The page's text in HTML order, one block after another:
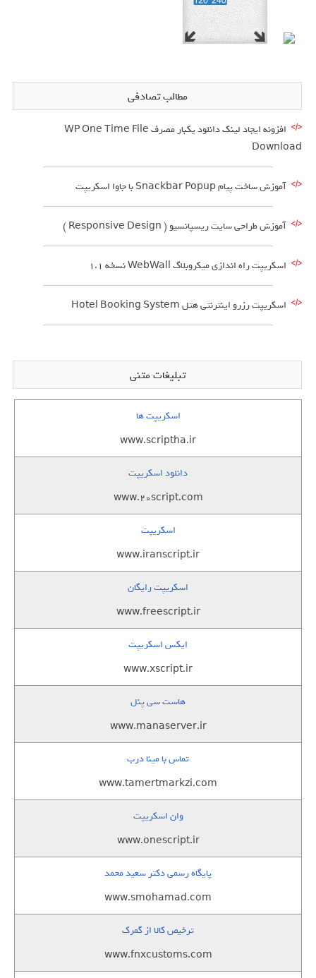
مطالب تصادفی
افزونه ایجاد لینک دانلود یکبار مصرف WP One Time File
Download
آموزش ساخت پیام ‍‍Snackbar Popup با جاوا اسکریپت
آموزش طراحی سایت ریسپانسیو ( Responsive Design )
اسکریپت راه اندازی میکروبلاگ WebWall نسخه 1.1
اسکریپت رزرو اینترنتی هتل Hotel Booking System
تبلیغات متنی
اسکریپت ها
www.scriptha.ir
دانلود اسکریپت
www.20script.com
اسکریپت
www.iranscript.ir
اسکریپت رایگان
www.freescript.ir
ایکس اسکریپت
www.xscript.ir
هاست سی پنل
www.manaserver.ir
تماس با مینا درب
www.tamertmarkzi.com
وان اسکریپت
www.onescript.ir
پایگاه رسمی دکتر سعید محمد
www.smohamad.com
ترخیص کالا از گمرک
www.fnxcustoms.com